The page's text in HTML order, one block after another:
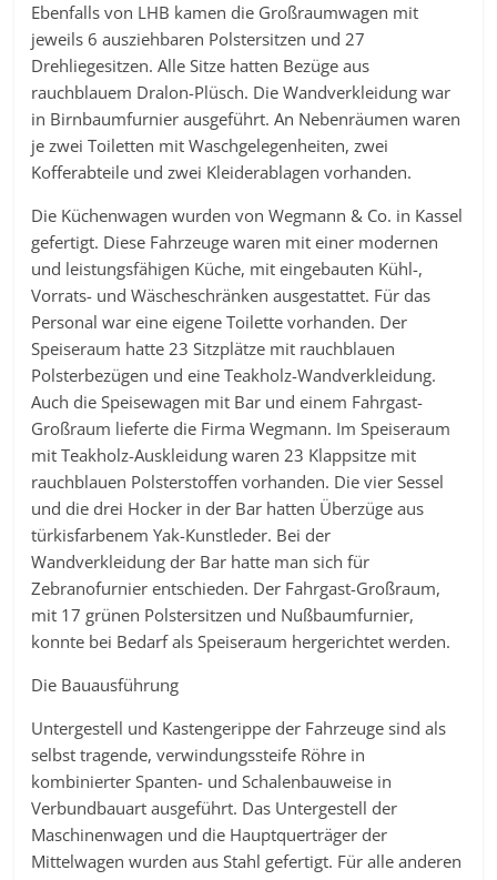
Ebenfalls von LHB kamen die Großraumwagen mit
jeweils 6 ausziehbaren Polstersitzen und 27
Drehliegesitzen. Alle Sitze hatten Bezüge aus
rauchblauem Dralon-Plüsch. Die Wandverkleidung war
in Birnbaumfurnier ausgeführt. An Nebenräumen waren
je zwei Toiletten mit Waschgelegenheiten, zwei
Kofferabteile und zwei Kleiderablagen vorhanden.
Die Küchenwagen wurden von Wegmann & Co. in Kassel
gefertigt. Diese Fahrzeuge waren mit einer modernen
und leistungsfähigen Küche, mit eingebauten Kühl-,
Vorrats- und Wäscheschränken ausgestattet. Für das
Personal war eine eigene Toilette vorhanden. Der
Speiseraum hatte 23 Sitzplätze mit rauchblauen
Polsterbezügen und eine Teakholz-Wandverkleidung.
Auch die Speisewagen mit Bar und einem Fahrgast-
Großraum lieferte die Firma Wegmann. Im Speiseraum
mit Teakholz-Auskleidung waren 23 Klappsitze mit
rauchblauen Polsterstoffen vorhanden. Die vier Sessel
und die drei Hocker in der Bar hatten Überzüge aus
türkisfarbenem Yak-Kunstleder. Bei der
Wandverkleidung der Bar hatte man sich für
Zebranofurnier entschieden. Der Fahrgast-Großraum,
mit 17 grünen Polstersitzen und Nußbaumfurnier,
konnte bei Bedarf als Speiseraum hergerichtet werden.
Die Bauausführung
Untergestell und Kastengerippe der Fahrzeuge sind als
selbst tragende, verwindungssteife Röhre in
kombinierter Spanten- und Schalenbauweise in
Verbundbauart ausgeführt. Das Untergestell der
Maschinenwagen und die Hauptquerträger der
Mittelwagen wurden aus Stahl gefertigt. Für alle anderen